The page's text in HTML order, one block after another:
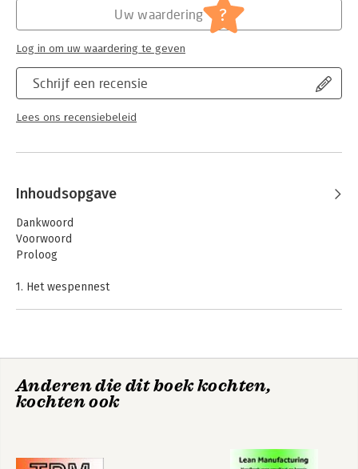
mogen geloven. Dit is een doorbraak
Schrijf een recensie
Lees ons recensiebeleid
Uw waardering ?
Log in om uw waardering te geven
Inhoudsopgave
Dankwoord
Voorwoord
Proloog
1. Het wespennest
7. De opleiding, deel 2
8. De tour
Anderen die dit boek kochten,
kochten ook